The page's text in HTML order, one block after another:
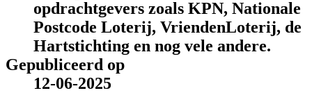
opdrachtgevers zoals KPN, Nationale
Postcode Loterij, VriendenLoterij, de
Hartstichting en nog vele andere.
Gepubliceerd op
12-06-2025